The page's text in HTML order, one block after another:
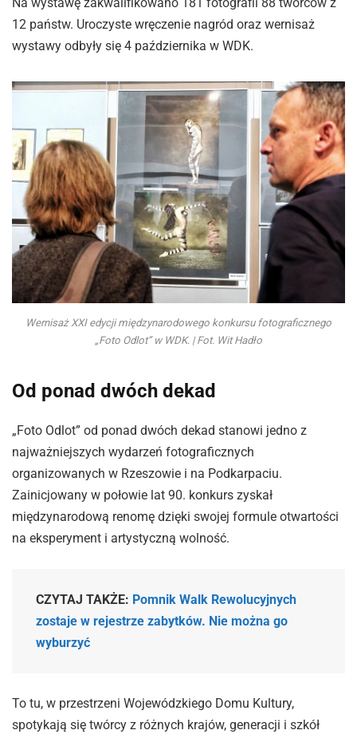
12 państw. Uroczyste wręczenie nagród oraz wernisaż
wystawy odbyły się 4 października w WDK.
Wernisaż XXI edycji międzynarodowego konkursu fotograficznego
„Foto Odlot” w WDK. | Fot. Wit Hadło
Od ponad dwóch dekad
„Foto Odlot” od ponad dwóch dekad stanowi jedno z
najważniejszych wydarzeń fotograficznych
organizowanych w Rzeszowie i na Podkarpaciu.
Zainicjowany w połowie lat 90. konkurs zyskał
międzynarodową renomę dzięki swojej formule otwartości
na eksperyment i artystyczną wolność.
CZYTAJ TAKŻE: Pomnik Walk Rewolucyjnych
zostaje w rejestrze zabytków. Nie można go
wyburzyć
To tu, w przestrzeni Wojewódzkiego Domu Kultury,
spotykają się twórcy z różnych krajów, generacji i szkół